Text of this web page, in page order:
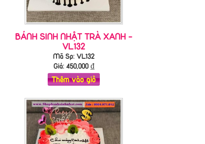
BÁNH SINH NHẬT TRÀ XANH -
VL132
Mã Sp: VL132
Giá: 450,000₫
Thêm vào giỏ